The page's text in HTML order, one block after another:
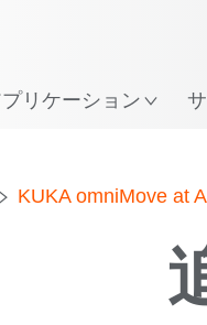
リケーション
KUKA omniMove at